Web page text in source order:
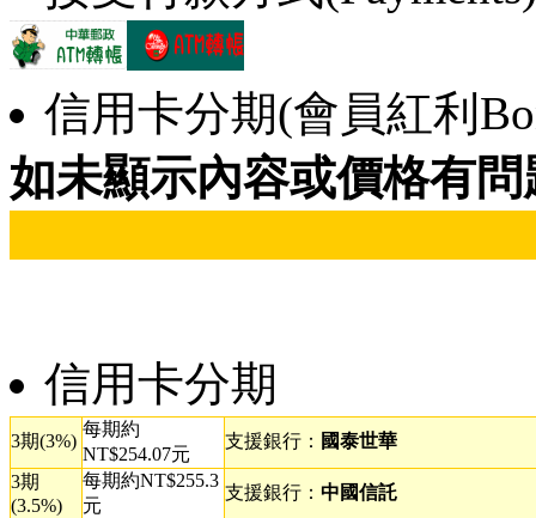
信用卡分期(會員紅利
如未顯示內容或價格有
信用卡分期
3期(3%)
每期約
NT$254.07元
支援銀行： 國泰世華
3期
(3.5%)
每期約NT$255.3
元
支援銀行： 中國信託